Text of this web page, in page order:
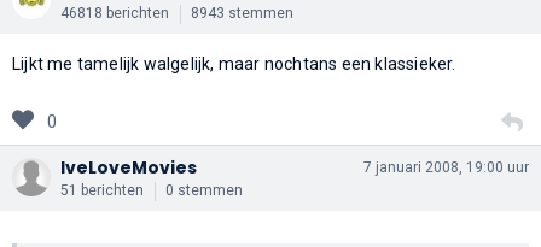
46818 berichten 8943 stemmen
Lijkt me tamelijk walgelijk, maar nochtans een klassieker.
0
IveLoveMovies
51 berichten 0 stemmen
7 januari 2008, 19:00 uur